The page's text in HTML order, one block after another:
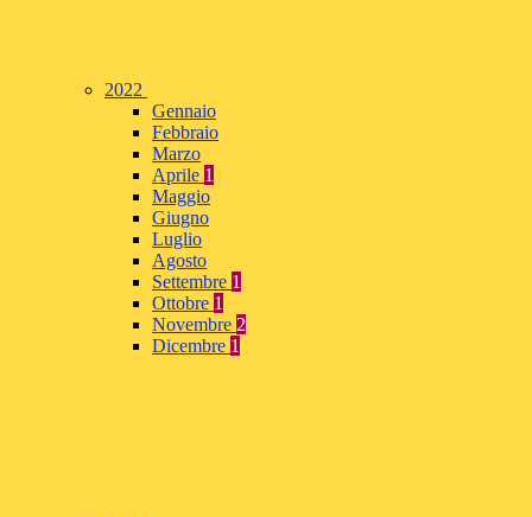
2022
Gennaio
Febbraio
Marzo
Aprile 1
Maggio
Giugno
Luglio
Agosto
Settembre 1
Ottobre 1
Novembre 2
Dicembre 1